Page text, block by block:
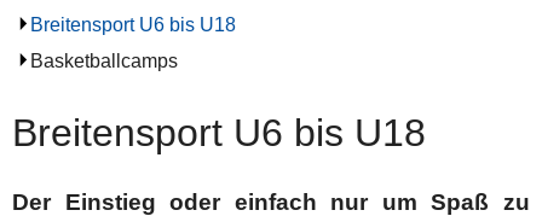
Breitensport U6 bis U18
Basketballcamps
Breitensport U6 bis U18
Der Einstieg oder einfach nur um Spaß zu